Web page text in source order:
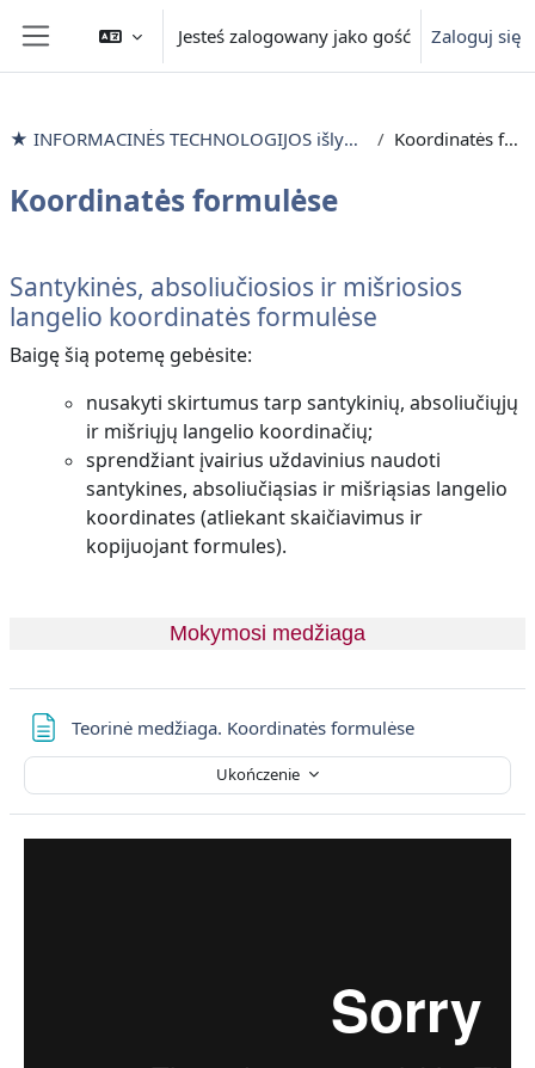
Przejdź do głównej zawartości
Panel boczny
Jesteś zalogowany jako gość Zaloguj się
★ INFORMACINĖS TECHNOLOGIJOS išlyginamieji mokymai Koordinatės formulėse
Koordinatės formulėse
Przegląd sekcji
Santykinės, absoliučiosios ir mišriosios
langelio koordinatės formulėse
Baigę šią potemę gebėsite:
nusakyti skirtumus tarp santykinių, absoliučiųjų
ir mišriųjų langelio koordinačių;
sprendžiant įvairius uždavinius naudoti
santykines, absoliučiąsias ir mišriąsias langelio
koordinates (atliekant skaičiavimus ir
kopijuojant formules).
Mokymosi medžiaga
Teorinė medžiaga. Koordinatės formulėseStrona
Ukończenie